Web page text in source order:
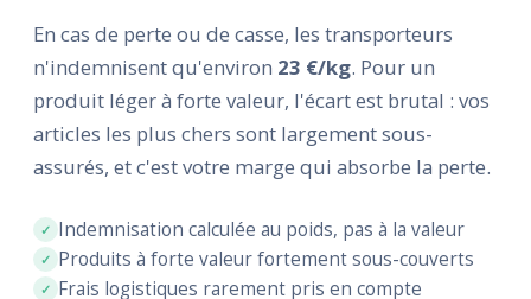
En cas de perte ou de casse, les transporteurs
n'indemnisent qu'environ 23 €/kg. Pour un
produit léger à forte valeur, l'écart est brutal : vos
articles les plus chers sont largement sous-
assurés, et c'est votre marge qui absorbe la perte.
Indemnisation calculée au poids, pas à la valeur
Produits à forte valeur fortement sous-couverts
Frais logistiques rarement pris en compte